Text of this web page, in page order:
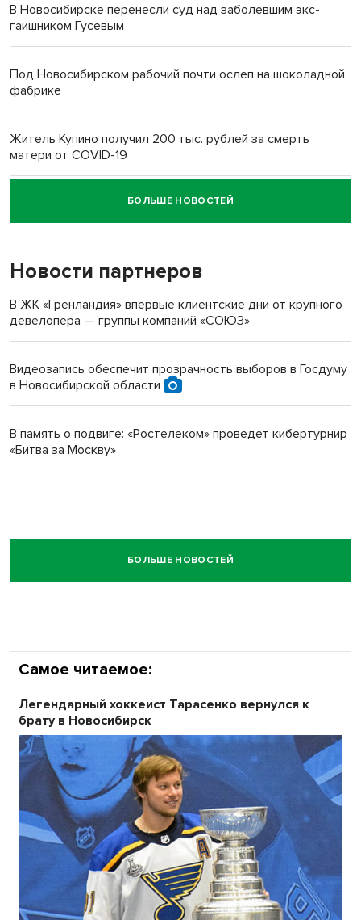
В Новосибирске перенесли суд над заболевшим экс-
гаишником Гусевым
Под Новосибирском рабочий почти ослеп на шоколадной
фабрике
Житель Купино получил 200 тыс. рублей за смерть
матери от COVID-19
Новосибирский суд наказал водителя за смерть
пенсионерки на вокзале
БОЛЬШЕ НОВОСТЕЙ
Новости партнеров
В ЖК «Гренландия» впервые клиентские дни от крупного
девелопера — группы компаний «СОЮЗ»
Видеозапись обеспечит прозрачность выборов в Госдуму
в Новосибирской области
В память о подвиге: «Ростелеком» проведет кибертурнир
«Битва за Москву»
БОЛЬШЕ НОВОСТЕЙ
Самое читаемое:
Легендарный хоккеист Тарасенко вернулся к
брату в Новосибирск